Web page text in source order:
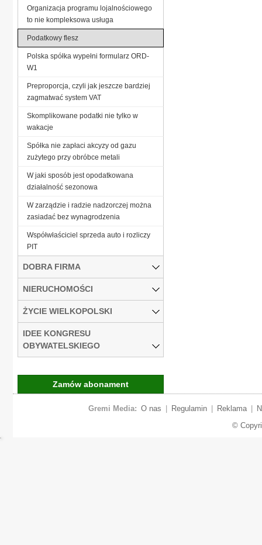
Organizacja programu lojalnościowego
to nie kompleksowa usługa
Podatkowy flesz
Polska spółka wypełni formularz ORD-
W1
Preproporcja, czyli jak jeszcze bardziej
zagmatwać system VAT
Skomplikowane podatki nie tylko w
wakacje
Spółka nie zapłaci akcyzy od gazu
zużytego przy obróbce metali
W jaki sposób jest opodatkowana
działalność sezonowa
W zarządzie i radzie nadzorczej można
zasiadać bez wynagrodzenia
Współwłaściciel sprzeda auto i rozliczy
PIT
DOBRA FIRMA
NIERUCHOMOŚCI
ŻYCIE WIELKOPOLSKI
IDEE KONGRESU
OBYWATELSKIEGO
Zamów abonament
Gremi Media: O nas Regulamin Reklama
©